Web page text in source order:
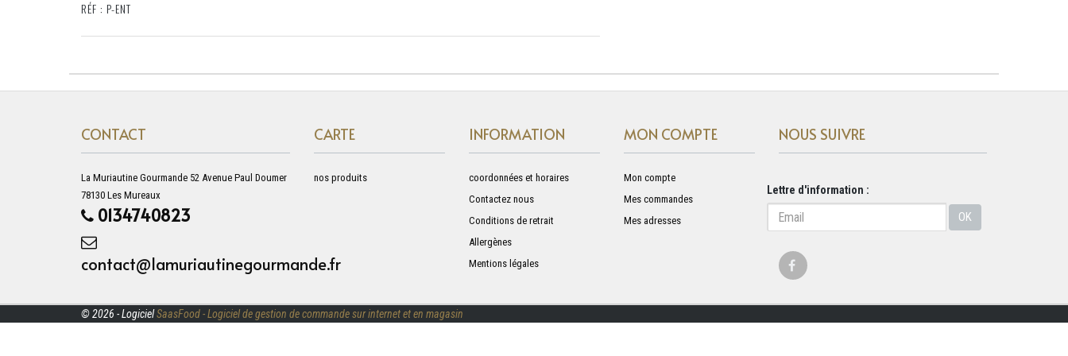
RÉF : P-ENT
CONTACT
La Muriautine Gourmande 52 Avenue Paul Doumer
78130 Les Mureaux
0134740823
contact@lamuriautinegourmande.fr
CARTE
nos produits
INFORMATION
coordonnées et horaires
Contactez nous
Conditions de retrait
Allergènes
Mentions légales
MON COMPTE
Mon compte
Mes commandes
Mes adresses
NOUS SUIVRE
Lettre d'information :
OK
© 2026 - LogicielSaasFood - Logiciel de gestion de commande sur internet et en magasin